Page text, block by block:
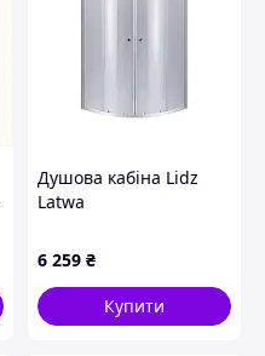
Душова кабіна Lidz
Latwa
скло тоноване 4 мм
без піддона
6 259 ₴
Купити